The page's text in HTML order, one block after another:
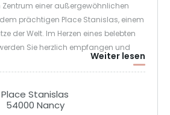
einer außergewöhnlichen
prächtigen Place Stanislas, einem
der Welt. Im Herzen eines belebten
Sie herzlich empfangen und
sprechen Französisch, Englisch und
die Woche für Sie da! Wir bieten
über die Ressourcen der
Region: Stadtpläne, Einrichtungen,
Weiter lesen
Place Stanislas
54000 Nancy